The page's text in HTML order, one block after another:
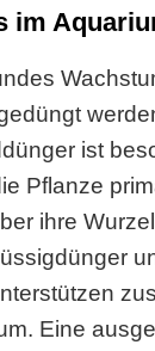
im
ist
Pflanze
ihre
Eine